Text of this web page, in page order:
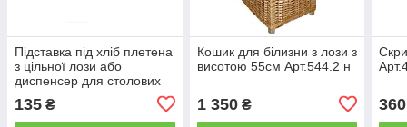
Підставка під хліб плетена
з цільної лози або
диспенсер для столових
135 ₴
Кошик для білизни з лози з
висотою 55см Арт.544.2 н
1 350₴ 360